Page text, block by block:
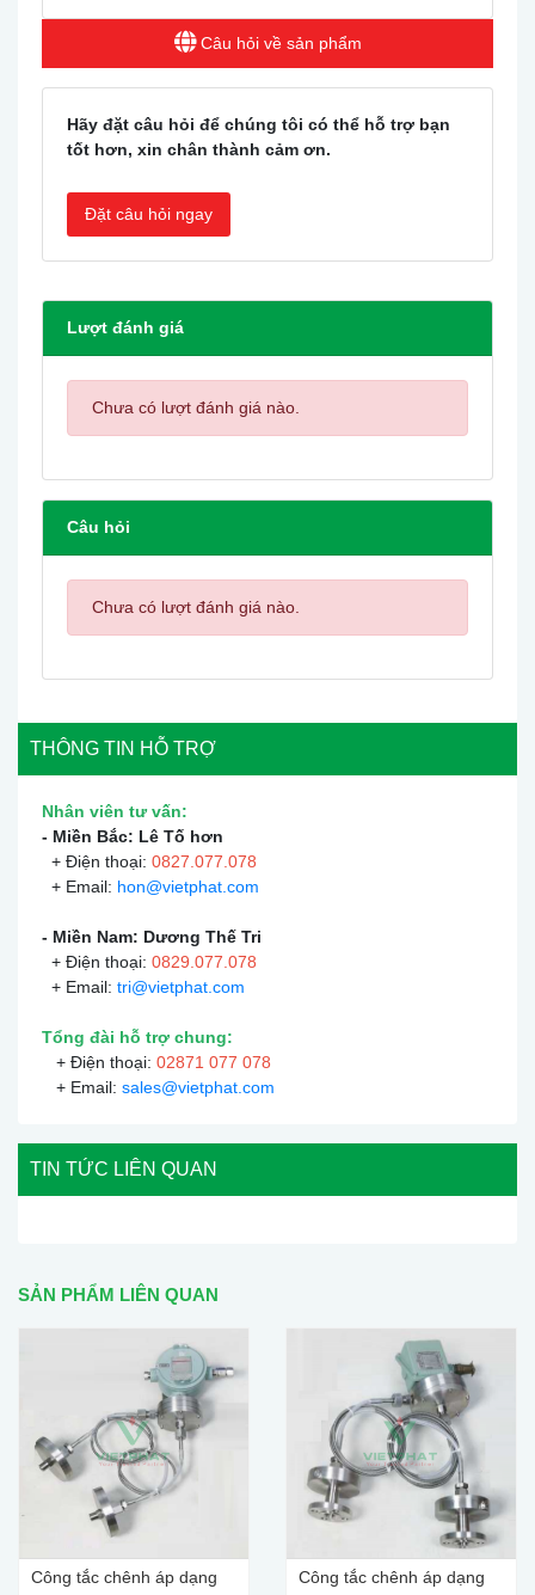
Câu hỏi về sản phẩm
Hãy đặt câu hỏi để chúng tôi có thể hỗ trợ bạn
tốt hơn, xin chân thành cảm ơn.
Đặt câu hỏi ngay
Lượt đánh giá
Chưa có lượt đánh giá nào.
Câu hỏi
Chưa có lượt đánh giá nào.
THÔNG TIN HỖ TRỢ
Nhân viên tư vấn:
- Miền Bắc: Lê Tố hơn
+ Điện thoại: 0827.077.078
+ Email: hon@vietphat.com
- Miền Nam: Dương Thế Tri
+ Điện thoại: 0829.077.078
+ Email: tri@vietphat.com
Tổng đài hỗ trợ chung:
+ Điện thoại: 02871 077 078
+ Email: sales@vietphat.com
TIN TỨC LIÊN QUAN
SẢN PHẨM LIÊN QUAN
Công tắc chênh áp dạng
Công tắc chênh áp dạng